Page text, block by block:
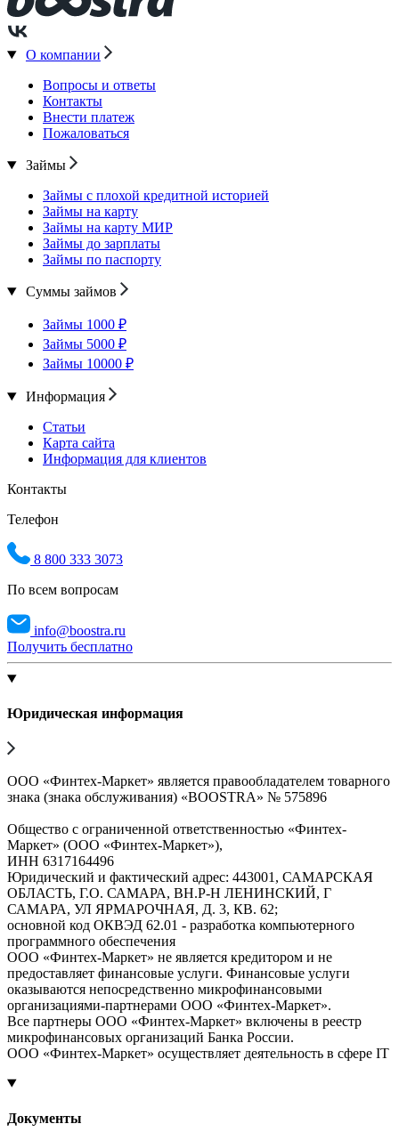
О компании
Вопросы и ответы
Контакты
Внести платеж
Пожаловаться
Займы
Займы с плохой кредитной историей
Займы на карту
Займы на карту МИР
Займы до зарплаты
Займы по паспорту
Суммы займов
Займы 1000 ₽
Займы 5000 ₽
Займы 10000 ₽
Информация
Статьи
Карта сайта
Информация для клиентов
Контакты
Телефон
8 800 333 3073
По всем вопросам
info@boostra.ru
Получить бесплатно
Юридическая информация
ООО «Финтех-Маркет» является правообладателем товарного
знака (знака обслуживания) «BOOSTRA» № 575896
Общество с ограниченной ответственностью «Финтех-
Маркет» (ООО «Финтех-Маркет»),
ИНН 6317164496
Юридический и фактический адрес: 443001, САМАРСКАЯ
ОБЛАСТЬ, Г.О. САМАРА, ВН.Р-Н ЛЕНИНСКИЙ, Г
САМАРА, УЛ ЯРМАРОЧНАЯ, Д. 3, КВ. 62;
основной код ОКВЭД 62.01 - разработка компьютерного
программного обеспечения
ООО «Финтех-Маркет» не является кредитором и не
предоставляет финансовые услуги. Финансовые услуги
оказываются непосредственно микрофинансовыми
организациями-партнерами ООО «Финтех-Маркет».
Все партнеры ООО «Финтех-Маркет» включены в реестр
микрофинансовых организаций Банка России.
ООО «Финтех-Маркет» осуществляет деятельность в сфере IT
Документы